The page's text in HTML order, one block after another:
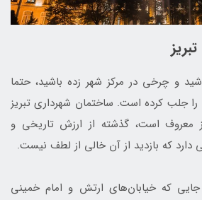
و چرخی در مرکز شهر زده باشید، حتما
جلب کرده است. ساختمان شهرداری تبریز
معروف است، گذشته از ارزش تاریخی و
دارد که بازدید از آن خالی از لطف نیست.
که خیابان‌های ارتش و امام خمینی